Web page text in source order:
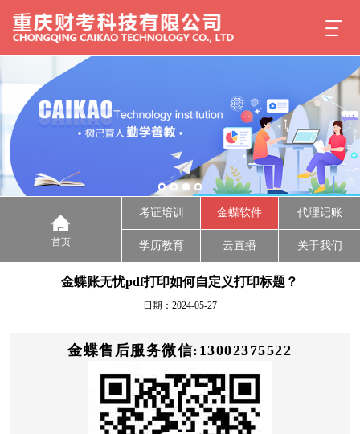
首页
考证培训 金蝶软件 代理记账
学历教育 云直播 关于我们
金蝶账无忧pdf打印如何自定义打印标题？
日期：2024-05-27
金蝶售后服务微信:13002375522